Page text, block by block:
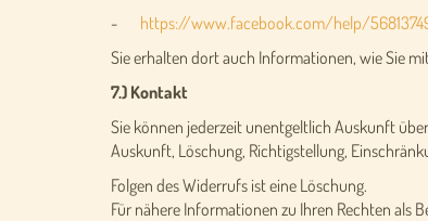
- https://www.facebook.com/help/
Sie erhalten dort auch Informationen, wie Sie
7.) Kontakt
Sie können jederzeit unentgeltlich Auskunft
Auskunft, Löschung, Richtigstellung,
Folgen des Widerrufs ist eine Löschung.
Für nähere Informationen zu Ihren Rechten als